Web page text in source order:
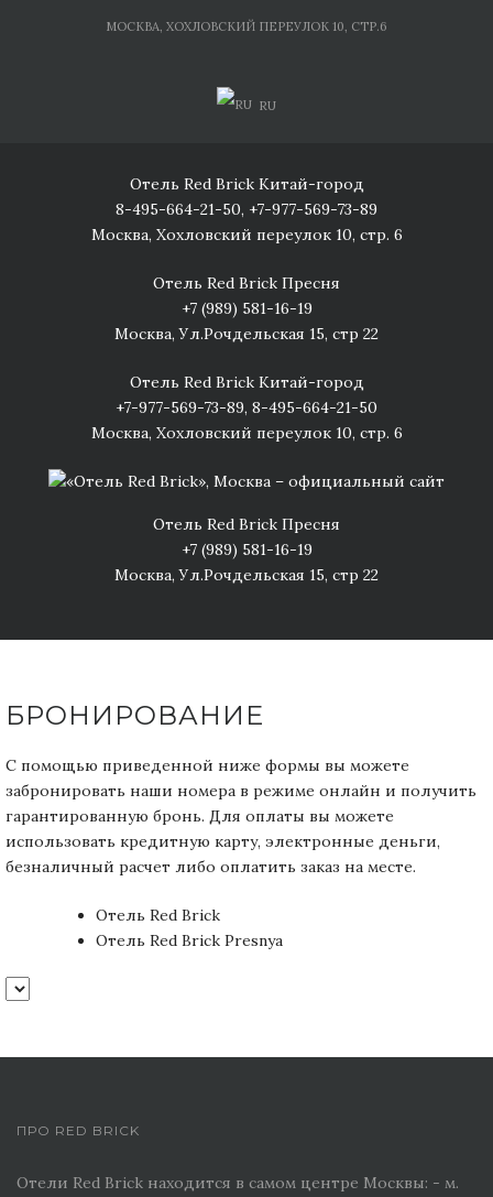
МОСКВА, ХОХЛОВСКИЙ ПЕРЕУЛОК 10, СТР.6
RU
Отель Red Brick Китай-город
8-495-664-21-50, +7-977-569-73-89
Москва, Хохловский переулок 10, стр. 6
Отель Red Brick Пресня
+7 (989) 581-16-19
Москва, Ул.Рочдельская 15, стр 22
Отель Red Brick Китай-город
+7-977-569-73-89, 8-495-664-21-50
Москва, Хохловский переулок 10, стр. 6
Отель Red Brick Пресня
+7 (989) 581-16-19
Москва, Ул.Рочдельская 15, стр 22
БРОНИРОВАНИЕ
С помощью приведенной ниже формы вы можете
забронировать наши номера в режиме онлайн и получить
гарантированную бронь. Для оплаты вы можете
использовать кредитную карту, электронные деньги,
безналичный расчет либо оплатить заказ на месте.
Отель Red Brick
Отель Red Brick Presnya
ПРО RED BRICK
Отели Red Brick находится в самом центре Москвы: - м.